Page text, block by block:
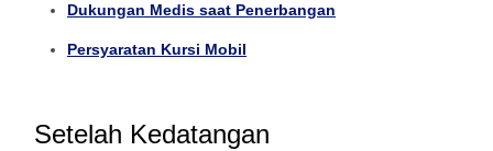
Dukungan Medis saat Penerbangan
Persyaratan Kursi Mobil
Setelah Kedatangan